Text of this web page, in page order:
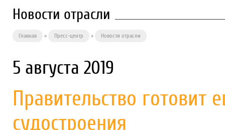
Новости отрасли
Главная » Пресс-центр » Новости отрасли
5 августа 2019
Правительство
судостроения